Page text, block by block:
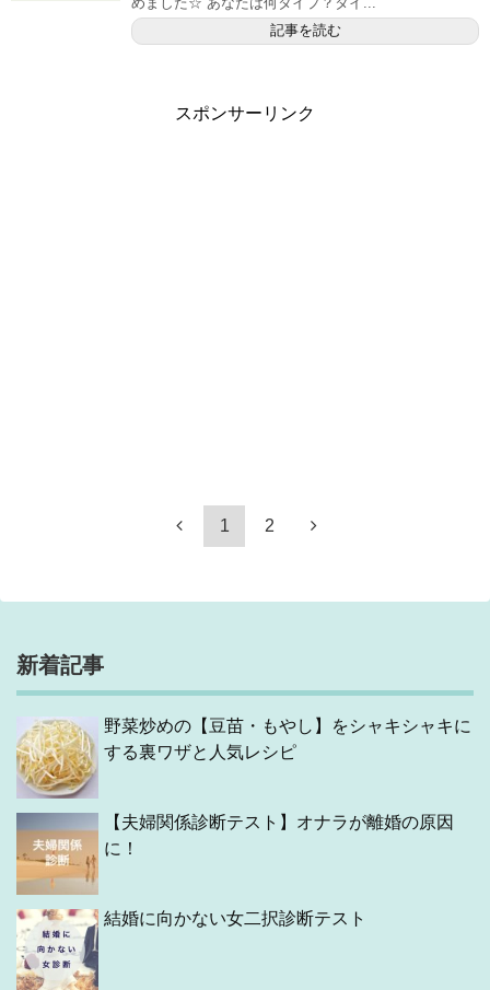
記事を読む
スポンサーリンク
1 2
新着記事
野菜炒めの【豆苗・もやし】をシャキシャキに
する裏ワザと人気レシピ
【夫婦関係診断テスト】オナラが離婚の原因
に！
結婚に向かない女二択診断テスト